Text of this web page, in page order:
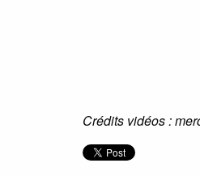
Crédits vidéos :